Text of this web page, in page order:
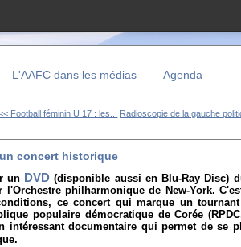
L'AAFC dans les médias Agenda
Football féminin U 17 : les... Radioscopie de la gauche
concert historique
un DVD (disponible aussi en Blu-Ray Disc)
l'Orchestre philharmonique de New-York.
ce concert qui marque un
populaire démocratique de Corée
intéressant documentaire qui permet de se